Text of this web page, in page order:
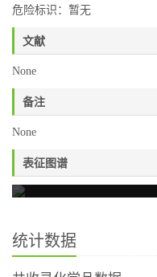
危险标识：暂无
文献
None
备注
None
表征图谱
统计数据